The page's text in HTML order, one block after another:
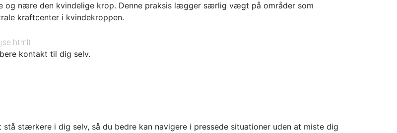
og nære den kvindelige krop. Denne praksis lægger særlig vægt på områder som
kraftcenter i kvindekroppen.
kontakt til dig selv.
stærkere i dig selv, så du bedre kan navigere i pressede situationer uden at miste dig